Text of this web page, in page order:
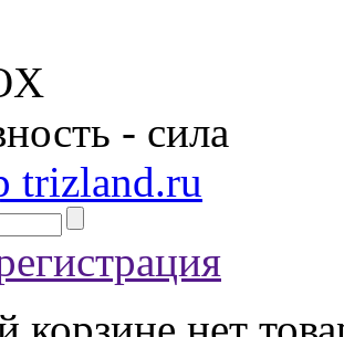
- сила
trizland.ru